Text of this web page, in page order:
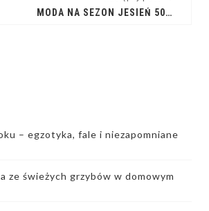
MODA NA SEZON JESIEŃ 50+ 2026: STYL I KLASA
– egzotyka, fale i niezapomniane
ze świeżych grzybów w domowym